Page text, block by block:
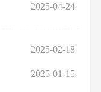
2025-04-24
2025-02-18
2025-01-15